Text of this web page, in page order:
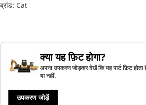
ब्रांड: Cat
क्या यह फ़िट होगा?
अपना उपकरण जोड़कर देखें कि यह पार्ट फ़िट होता
या नहीं.
उपकरण जोड़ें